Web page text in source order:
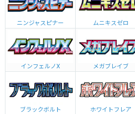
ニンジャスピナー ムニキスゼロ
インフェルノX メガブレイブ
ブラックボルト ホワイトフレア